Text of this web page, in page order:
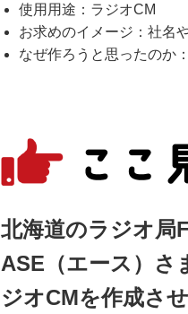
使用用途：ラジオCM
お求めのイメージ：社名
なぜ作ろうと思ったのか
北海道のラジオ局
ASE（エース）さ
ジオCMを作成さ